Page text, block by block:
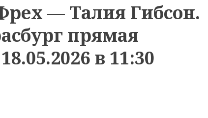
— Талия Гибсон.
прямая
в 11:30